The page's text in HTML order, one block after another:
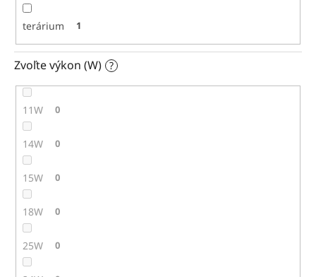
terárium 1
Zvoľte výkon (W) ?
11W 0
14W 0
15W 0
18W 0
25W 0